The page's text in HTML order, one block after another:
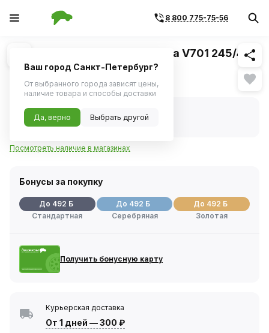
8 800 775-75-56
1/1 Похожие
Шина YOKOHAMA ADVAN Fleva V701 245/40
R17 95W
Нет в наличии
Нет в наличии
Код товара:1114083
Артикул:r3592
Посмотреть наличие в магазинах
Бонусы за покупку
До 492 Б
Стандартная
До 492 Б
Серебряная
До 492 Б
Золотая
Получить бонусную карту
Курьерская доставка
От 1 дней —300 ₽
Ваш город Санкт-Петербург?
От выбранного города зависят цены,
наличие товара и способы доставки
Да, верно Выбрать другой